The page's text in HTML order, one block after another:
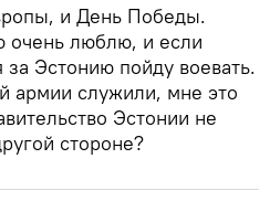
и День Победы.
очень люблю, и если
за Эстонию пойду воевать.
армии служили, мне это
Эстонии не
стороне?